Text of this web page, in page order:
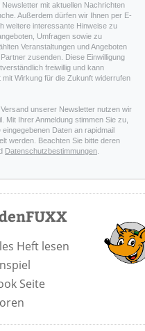
Newsletter mit aktuellen Nachrichten
Außerdem dürfen wir Ihnen per E-
weitere interessante Hinweise zu
Umfragen sowie zu
Veranstaltungen und Angeboten
zusenden. Diese Einwilligung
freiwillig und kann
mit Wirkung für die Zukunft widerrufen
Versand unserer Newsletter nutzen wir
Mit Ihrer Anmeldung stimmen Sie zu,
eingegebenen Daten an rapidmail
werden. Beachten Sie bitte deren
Datenschutzbestimmungen.
Heft lesen
Seite